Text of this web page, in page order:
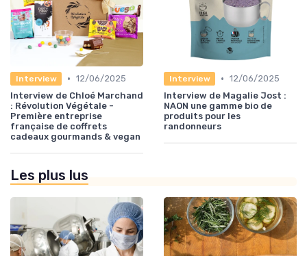
Interview • 12/06/2025
Interview de Chloé Marchand
: Révolution Végétale -
Première entreprise
française de coffrets
cadeaux gourmands & vegan
Interview • 12/06/2025
Interview de Magalie Jost :
NAON une gamme bio de
produits pour les
randonneurs
Les plus lus